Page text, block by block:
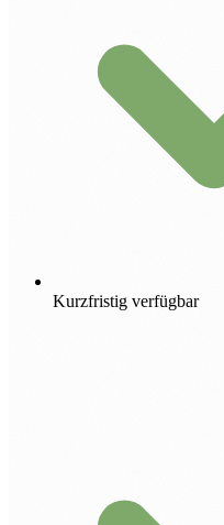
Kurzfristig verfügbar